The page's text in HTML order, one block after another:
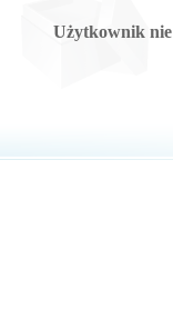
Użytkownik